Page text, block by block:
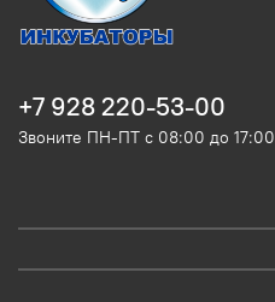
+7 928 220-53-00
Звоните ПН-ПТ с 08:00 до 17:00